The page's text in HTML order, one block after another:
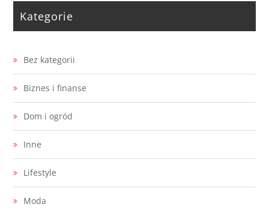
Kategorie
Bez kategorii
Biznes i finanse
Dom i ogród
Inne
Lifestyle
Moda